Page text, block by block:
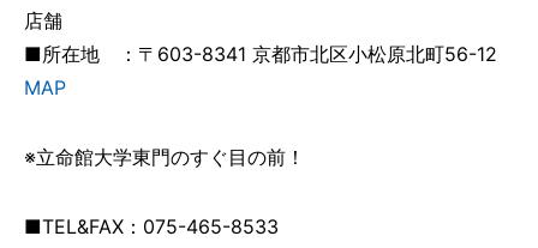
店舗
■所在地 ：〒603-8341 京都市北区小松原北町56-12
MAP
※立命館大学東門のすぐ目の前！
■TEL&FAX：075-465-8533